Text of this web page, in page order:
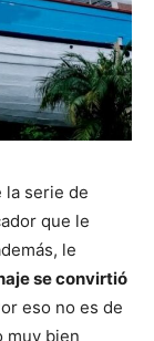
la serie de
que le
le
se convirtió
eso no es de
muy bien